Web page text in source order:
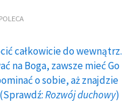
całkowicie do wewnątrz.
na Boga, zawsze mieć Go
o sobie, aż znajdzie
Rozwój duchowy)